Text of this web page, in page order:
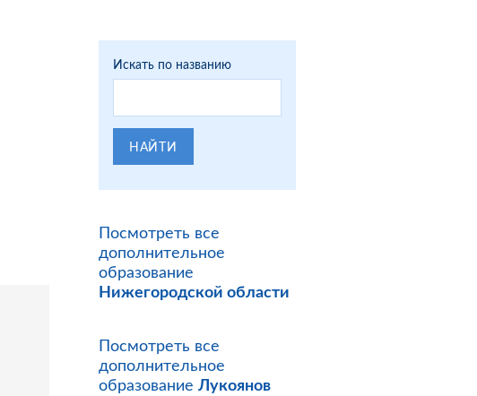
Искать по названию
НАЙТИ
Посмотреть все
дополнительное
образование
Нижегородской области
Посмотреть все
дополнительное
образование Лукоянов